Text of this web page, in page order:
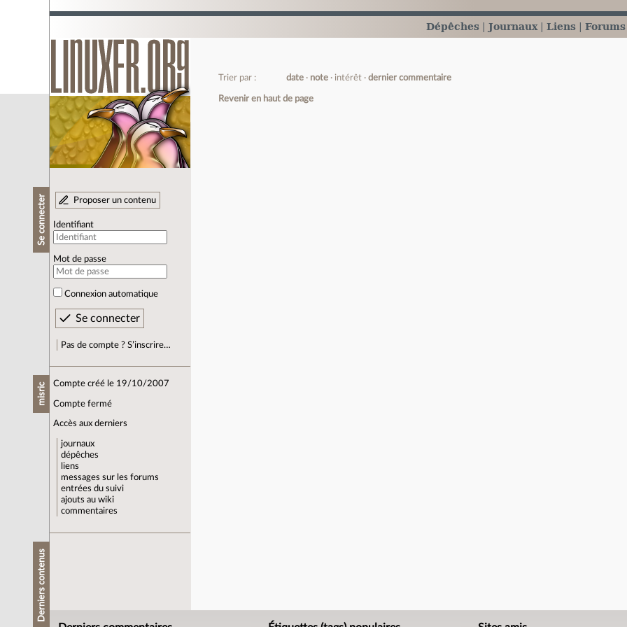
Dépêches Journaux Liens Forums
Se connecter Proposer un contenu
Identifiant
Mot de passe
Connexion automatique
Pas de compte ? S’inscrire…
misric Compte créé le 19/10/2007
Compte fermé
Accès aux derniers
journaux
dépêches
liens
messages sur les forums
entrées du suivi
ajouts au wiki
commentaires
Derniers contenus
Trier par : date note intérêt dernier commentaire
Revenir en haut de page